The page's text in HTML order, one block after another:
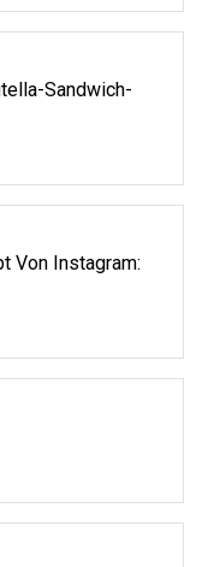
Sandwich-
Von Instagram: